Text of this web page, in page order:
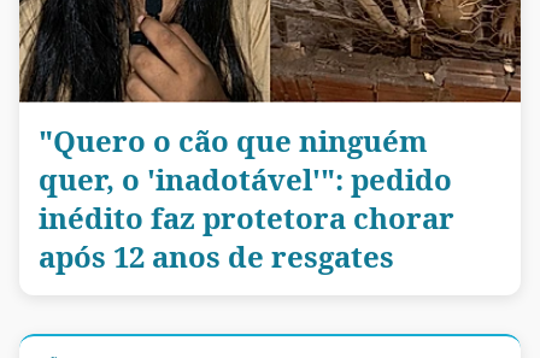
"Quero o cão que ninguém
quer, o 'inadotável'": pedido
inédito faz protetora chorar
após 12 anos de resgates